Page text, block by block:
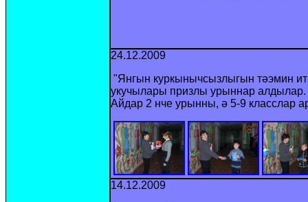
24.12.2009
"Янгын куркынычсызлыгын тәэмин
укучылары призлы урыннар
Айдар 2 нче урынны, ә 5-9 класслар
14.12.2009